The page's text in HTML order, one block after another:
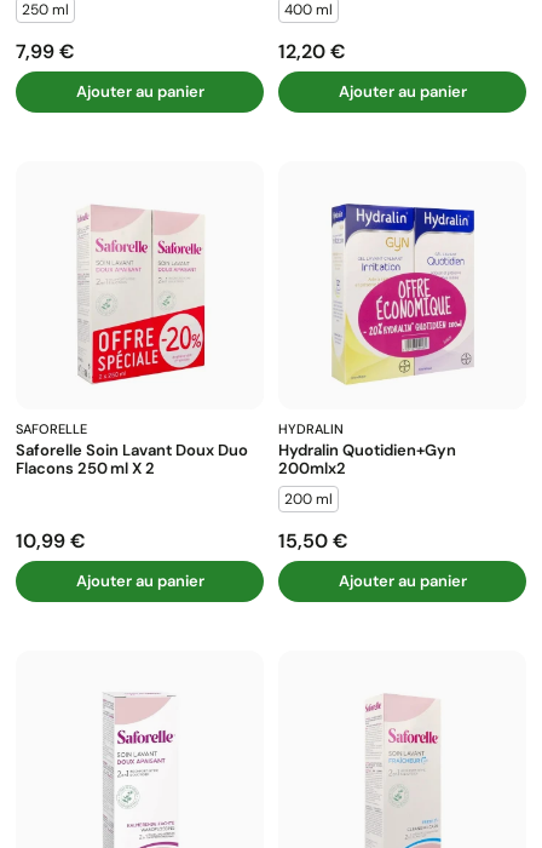
250 ml
Prix
7,99 €
Ajouter au panier
400 ml
Prix
12,20 €
Ajouter au panier
SAFORELLE
Saforelle Soin Lavant Doux Duo
Flacons 250 Ml X 2
Prix
10,99 €
Ajouter au panier
HYDRALIN
Hydralin Quotidien+gyn
200mlx2
200 ml
Prix
15,50 €
Ajouter au panier